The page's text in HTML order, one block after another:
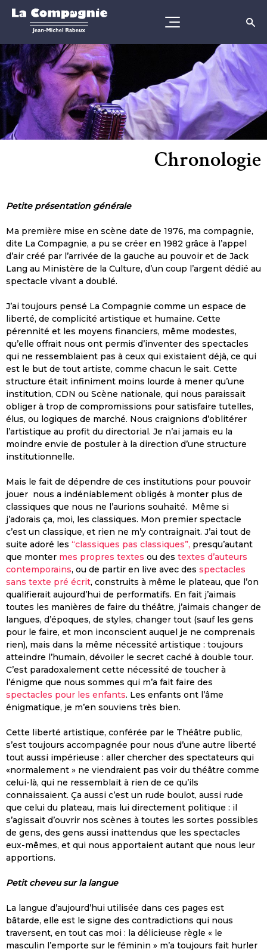
Chronologie
Petiteprésentation générale
Ma première mise en scène date de 1976, ma compagnie,
dite La Compagnie, a pu se créer en 1982 grâce à l’appel
d’air créé par l’arrivée de la gauche au pouvoir et de Jack
Lang au Ministère de la Culture, d’un coup l’argent dédié au
spectacle vivant a doublé.
J’ai toujours pensé La Compagnie comme un espace de
liberté, de complicité artistique et humaine. Cette
pérennité et les moyens financiers, même modestes,
qu’elle offrait nous ont permis d’inventer des spectacles
qui ne ressemblaient pas à ceux qui existaient déjà, ce qui
est le but de tout artiste, comme chacun le sait. Cette
structure était infiniment moins lourde à mener qu’une
institution, CDN ou Scène nationale, qui nous paraissait
obliger à trop de compromissions pour satisfaire tutelles,
élus, ou logiques de marché. Nous craignions d’oblitérer
l’artistique au profit du directorial. Je n’ai jamais eu la
moindre envie de postuler à la direction d’une structure
institutionnelle.
Mais le fait de dépendre de ces institutions pour pouvoir
jouer nous a indéniablement obligés à monter plus de
classiques que nous ne l’aurions souhaité. Même si
j’adorais ça, moi, les classiques. Mon premier spectacle
c’est un classique, et rien ne m’y contraignait. J’ai tout de
suite adoré les “classiques pas classiques”, presqu’autant
que monter mes propres textes ou des textes d’auteurs
contemporains, ou de partir en live avec des spectacles
sans texte pré écrit, construits à même le plateau, que l’on
qualifierait aujourd’hui de performatifs. En fait j’aimais
toutes les manières de faire du théâtre, j’aimais changer de
langues, d’époques, de styles, changer tout (sauf les gens
pour le faire, et mon inconscient auquel je ne comprenais
rien), mais dans la même nécessité artistique : toujours
atteindre l’humain, dévoiler le secret caché à double tour.
C’est paradoxalement cette nécessité de toucher à
l’énigme que nous sommes qui m’a fait faire des
spectacles pour les enfants. Les enfants ont l’âme
énigmatique, je m’en souviens très bien.
Cette liberté artistique, conférée par le Théâtre public,
s’est toujours accompagnée pour nous d’une autre liberté
tout aussi impérieuse : aller chercher des spectateurs qui
«normalement » ne viendraient pas voir du théâtre comme
celui-là, qui ne ressemblait à rien de ce qu’ils
connaissaient. Ça aussi c’est un rude boulot, aussi rude
que celui du plateau, mais lui directement politique : il
s’agissait d’ouvrir nos scènes à toutes les sortes possibles
de gens, des gens aussi inattendus que les spectacles
eux-mêmes, et qui nous apportaient autant que nous leur
apportions.
Petit cheveu sur la langue
La langue d’aujourd’hui utilisée dans ces pages est
bâtarde, elle est le signe des contradictions qui nous
traversent, en tout cas moi : la délicieuse règle « le
masculin l’emporte sur le féminin » m’a toujours fait hurler